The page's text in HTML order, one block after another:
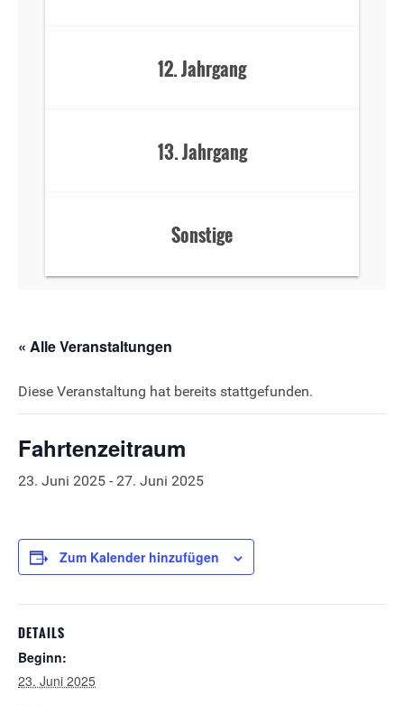
12. Jahrgang
13. Jahrgang
Sonstige
« Alle Veranstaltungen
Diese Veranstaltung hat bereits stattgefunden.
Fahrtenzeitraum
23. Juni 2025 - 27. Juni 2025
Zum Kalender hinzufügen
DETAILS
Beginn:
23. Juni 2025